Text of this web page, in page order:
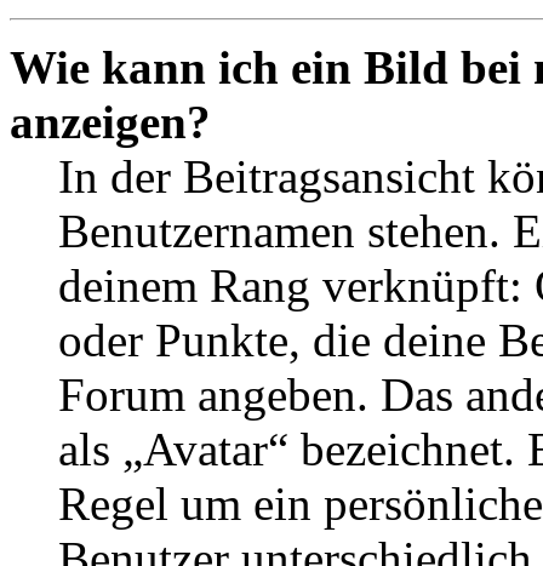
Wie kann ich ein Bild bei
anzeigen?
In der Beitragsansicht
Benutzernamen stehen.
deinem Rang verknüpft:
oder Punkte, die deine
Forum angeben. Das
als „Avatar“
Regel um ein